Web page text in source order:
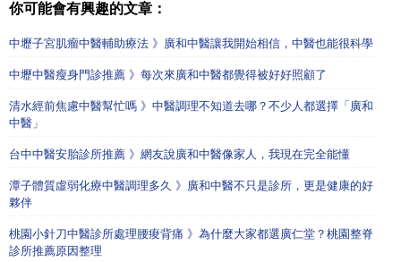
你可能會有興趣的文章：
中壢子宮肌瘤中醫輔助療法 》廣和中醫讓我開始相信，中醫也能很科學
中壢中醫瘦身門診推薦 》每次來廣和中醫都覺得被好好照顧了
清水經前焦慮中醫幫忙嗎 》中醫調理不知道去哪？不少人都選擇「廣和
中醫」
台中中醫安胎診所推薦 》網友說廣和中醫像家人，我現在完全能懂
潭子體質虛弱化療中醫調理多久 》廣和中醫不只是診所，更是健康的好
夥伴
桃園小針刀中醫診所處理腰痠背痛 》為什麼大家都選廣仁堂？桃園整脊
診所推薦原因整理